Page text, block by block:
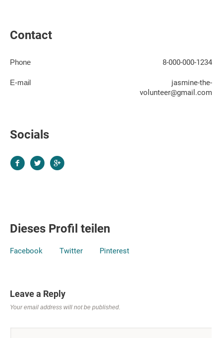
Contact
Phone 8-000-000-1234
E-mail
jasmine-the-
volunteer@gmail.com
Socials
Dieses Profil teilen
Facebook Twitter Pinterest
Leave a Reply
Your email address will not be published.